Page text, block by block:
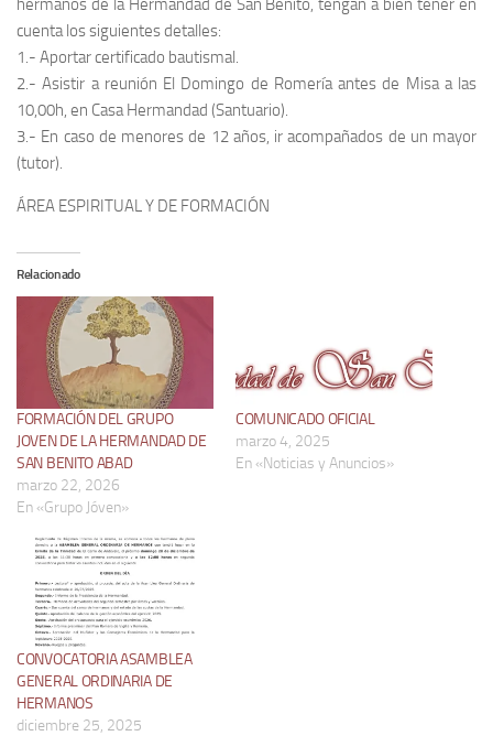
hermanos de la Hermandad de San Benito, tengan a bien tener en
cuenta los siguientes detalles:
1.- Aportar certificado bautismal.
2.- Asistir a reunión El Domingo de Romería antes de Misa a las
10,00h, en Casa Hermandad (Santuario).
3.- En caso de menores de 12 años, ir acompañados de un mayor
(tutor).
ÁREA ESPIRITUAL Y DE FORMACIÓN
Relacionado
FORMACIÓN DEL GRUPO
JOVEN DE LA HERMANDAD DE
SAN BENITO ABAD
marzo 22, 2026
En «Grupo Jóven»
COMUNICADO OFICIAL
marzo 4, 2025
En «Noticias y Anuncios»
CONVOCATORIA ASAMBLEA
GENERAL ORDINARIA DE
HERMANOS
diciembre 25, 2025